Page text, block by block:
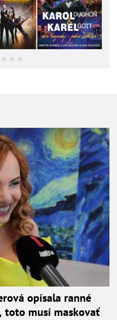
opísala ranné
toto musí maskovať